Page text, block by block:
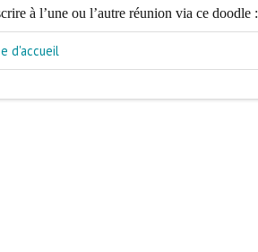
à l’une ou l’autre réunion via ce doodle :
d'accueil